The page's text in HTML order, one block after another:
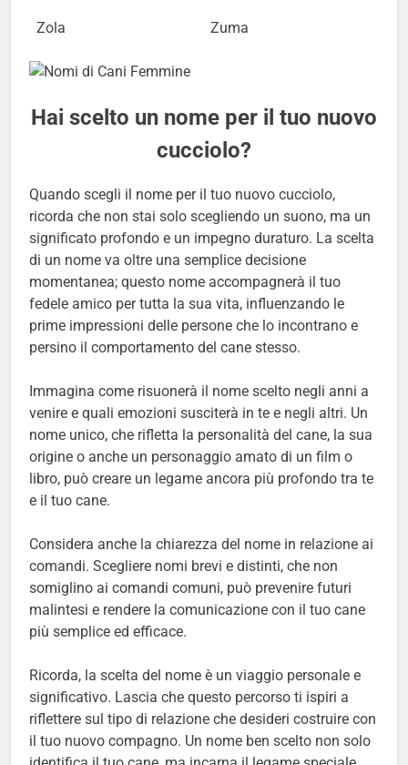
Zola Zuma
Hai scelto un nome per il tuo nuovo
cucciolo?
Quando scegli il nome per il tuo nuovo cucciolo,
ricorda che non stai solo scegliendo un suono, ma un
significato profondo e un impegno duraturo. La scelta
di un nome va oltre una semplice decisione
momentanea; questo nome accompagnerà il tuo
fedele amico per tutta la sua vita, influenzando le
prime impressioni delle persone che lo incontrano e
persino il comportamento del cane stesso.
Immagina come risuonerà il nome scelto negli anni a
venire e quali emozioni susciterà in te e negli altri. Un
nome unico, che rifletta la personalità del cane, la sua
origine o anche un personaggio amato di un film o
libro, può creare un legame ancora più profondo tra te
e il tuo cane.
Considera anche la chiarezza del nome in relazione ai
comandi. Scegliere nomi brevi e distinti, che non
somiglino ai comandi comuni, può prevenire futuri
malintesi e rendere la comunicazione con il tuo cane
più semplice ed efficace.
Ricorda, la scelta del nome è un viaggio personale e
significativo. Lascia che questo percorso ti ispiri a
riflettere sul tipo di relazione che desideri costruire con
il tuo nuovo compagno. Un nome ben scelto non solo